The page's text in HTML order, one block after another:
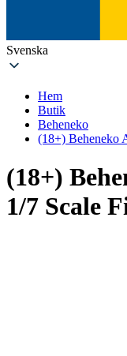
Svenska
Hem
Butik
Beheneko
(18+) Beheneko
(18+)
1/7 Scale